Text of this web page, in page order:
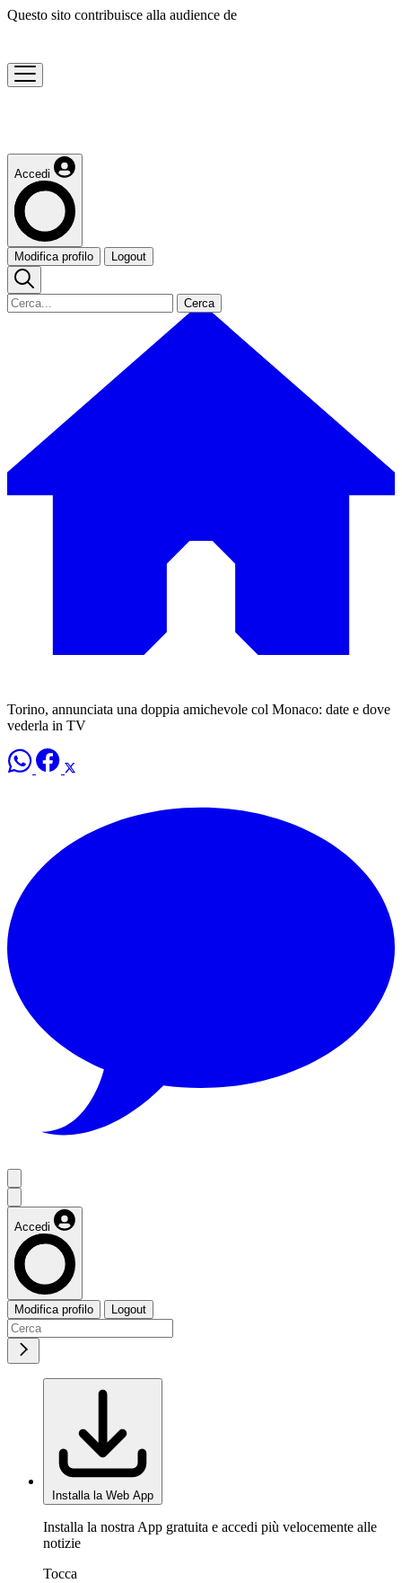
Questo sito contribuisce alla audience de
Accedi
Modifica profilo Logout
Cerca
Torino, annunciata una doppia amichevole col Monaco: date e dove
vederla in TV
Accedi
Modifica profilo Logout
Installa la Web App
Installa la nostra App gratuita e accedi più velocemente alle
notizie
Tocca